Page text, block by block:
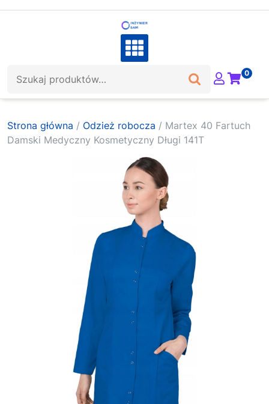
0
Strona główna / Odzież robocza / Martex 40 Fartuch
Damski Medyczny Kosmetyczny Długi 141T